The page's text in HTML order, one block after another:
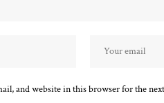
and website in this browser for the